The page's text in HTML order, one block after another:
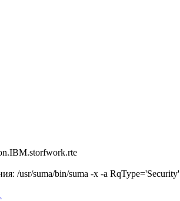
/usr/suma/bin/suma -x -a RqType='Security'